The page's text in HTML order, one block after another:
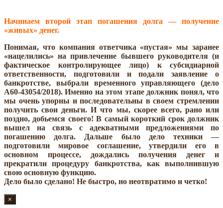
Начинаем второй этап погашения долга — получение
«живых» денег.
Понимая, что компания ответчика «пустая» мы заранее
«нацелились» на привлечение бывшего руководителя (и
фактическое контролирующее лицо) к субсидиарной
ответственности, подготовили и подали заявление о
банкротстве, выбрали временного управляющего (дело
А60-43054/2018). Именно на этом этапе должник понял, что
мы очень упорны и последовательны в своем стремлении
получить свои деньги. И что мы, скорее всего, рано или
поздно, добьемся своего! В самый короткий срок должник
вышел на связь с адекватными предложениями по
погашению долга. Дальше было дело техники —
подготовили мировое соглашение, утвердили его в
основном процессе, дождались получения денег и
прекратили процедуру банкротства, как выполнившую
свою основную функцию.
Дело было сделано! Не быстро, но неотвратимо и четко!
×